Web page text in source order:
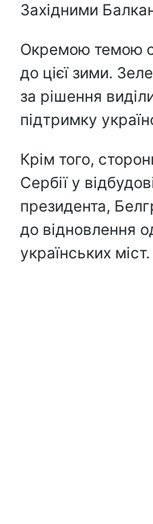
Західними
Окремою темою
до цієї зими.
за рішення
підтримку
Крім того,
Сербії у
президента,
до відновлення
українських міст.